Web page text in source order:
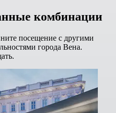
комбинации
посещение с другими
города Вена.